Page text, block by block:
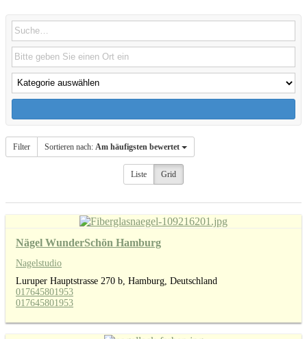
Filter Sortieren nach: Am häufigsten bewertet
Liste Grid
Nägel WunderSchön Hamburg
Nagelstudio
Luruper Hauptstrasse 270 b, Hamburg, Deutschland
017645801953
017645801953